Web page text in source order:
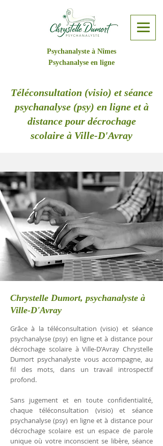
Psychanalyste à Nîmes
Psychanalyse en ligne
Téléconsultation (visio) et séance
psychanalyse (psy) en ligne et à
distance pour décrochage
scolaire à Ville-D'Avray
Chrystelle Dumort, psychanalyste à
Ville-D'Avray
Grâce à la téléconsultation (visio) et séance
psychanalyse (psy) en ligne et à distance pour
décrochage scolaire à Ville-D'Avray Chrystelle
Dumort psychanalyste vous accompagne, au
fil des mots, dans un travail introspectif
profond.
Sans jugement et en toute confidentialité,
chaque téléconsultation (visio) et séance
psychanalyse (psy) en ligne et à distance pour
décrochage scolaire est un espace de parole
unique où votre inconscient se libère, séance